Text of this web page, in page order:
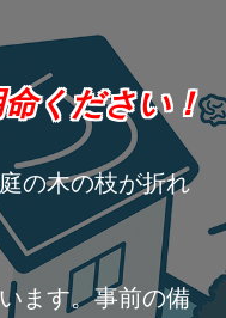
ください！
の木の枝が折れ
ます。事前の備